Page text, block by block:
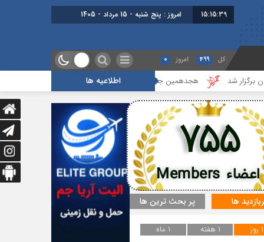
15:15:40 امروز : پنج شنبه - 15 مرداد - 1405
کل 499 امروز 0
اطلاعیه ها
هجدهمین جلسه بخش جاده ای برگزار شد
اعضاء Members
755
ها پر بحث ترین ها
1 روز 1 هفته
1 ماه